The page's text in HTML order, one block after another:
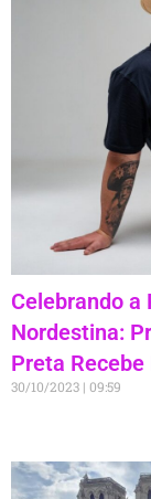
Celebrando a
Nordestina:
Preta
30/10/2023 09:59